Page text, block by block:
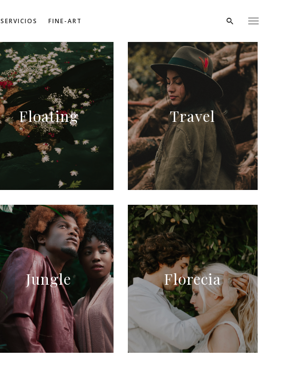
SERVICIOS FINE-ART
Floating Travel
Jungle Florecia